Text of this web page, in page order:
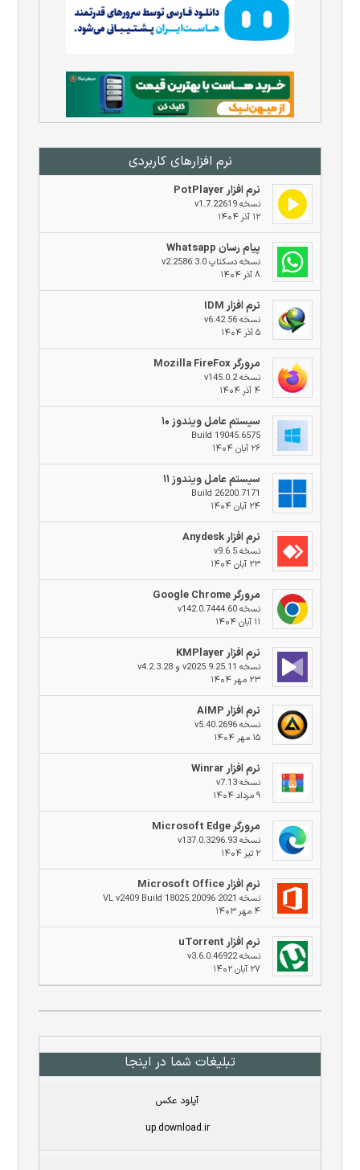
نرم افزار‌های کاربردی
نرم افزار PotPlayer
نسخه v1.7.22619
۱۲ آذر ۱۴۰۴
پیام رسان Whatsapp
نسخه دسکتاپ v2.2586.3.0
۸ آذر ۱۴۰۴
نرم افزار IDM
نسخه v6.42.56
۵ آذر ۱۴۰۴
مرورگر Mozilla FireFox
نسخه v145.0.2
۴ آذر ۱۴۰۴
سیستم عامل ویندوز ۱۰
Build 19045.6575
۲۶ آبان ۱۴۰۴
سیستم عامل ویندوز ۱۱
Build 26200.7171
۲۴ آبان ۱۴۰۴
نرم افزار Anydesk
نسخه v9.6.5
۲۳ آبان ۱۴۰۴
مرورگر Google Chrome
نسخه v142.0.7444.60
۱۱ آبان ۱۴۰۴
نرم افزار KMPlayer
نسخه v2025.9.25.11 و v4.2.3.28
۲۳ مهر ۱۴۰۴
نرم افزار AIMP
نسخه v5.40.2696
۱۵ مهر ۱۴۰۴
نرم افزار Winrar
نسخه v7.13
۹ مرداد ۱۴۰۴
مرورگر Microsoft Edge
نسخه v137.0.3296.93
۲ تیر ۱۴۰۴
نرم افزار Microsoft Office
نسخه 2021 VL v2409 Build 18025.20096
۴ مهر ۱۴۰۳
نرم افزار uTorrent
نسخه v3.6.0.46922
۲۷ آبان ۱۴۰۲
تبلیغات شما در اینجا
آپلود عکس
up.download.ir